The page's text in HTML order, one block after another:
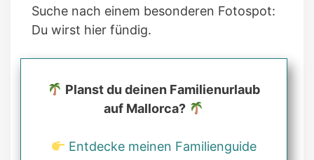
Suche nach einem besonderen Fotospot:
Du wirst hier fündig.
Planst du deinen Familienurlaub
auf Mallorca?
Entdecke meinen Familienguide